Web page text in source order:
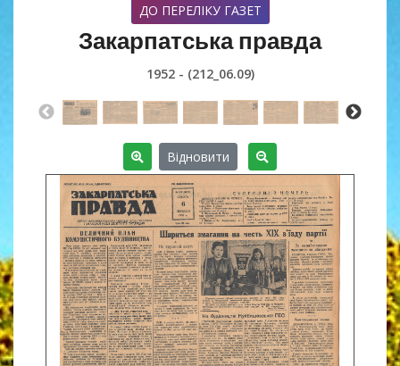
ДО ПЕРЕЛІКУ ГАЗЕТ
Закарпатська правда
1952 - (212_06.09)
Відновити